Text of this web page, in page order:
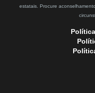
estatais. Procure